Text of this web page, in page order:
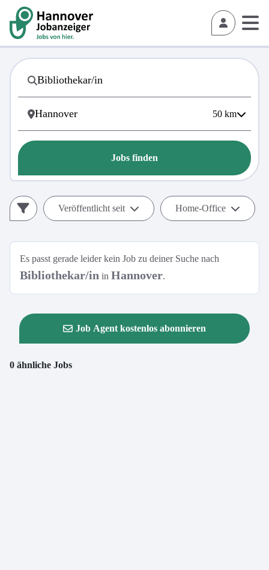
50 km
Jobs finden
Veröffentlicht seit Home-Office
Es passt gerade leider kein Job zu deiner Suche nach
Bibliothekar/in in Hannover.
Job Agent kostenlos abonnieren
0 ähnliche Jobs